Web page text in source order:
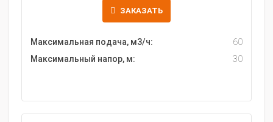
ЗАКАЗАТЬ
Максимальная подача, м3/ч:
60
Максимальный напор, м:
30